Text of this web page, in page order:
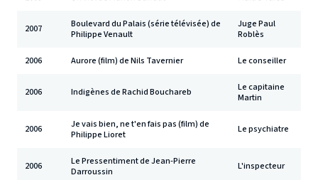
2007
Boulevard du Palais (série télévisée) de
Philippe Venault
Juge Paul
Roblès
2006 Aurore (film) de Nils Tavernier Le conseiller
2006 Indigènes de Rachid Bouchareb
Le capitaine
Martin
2006
Je vais bien, ne t'en fais pas (film) de
Philippe Lioret
Le psychiatre
2006
Le Pressentiment de Jean-Pierre
Darroussin
L'inspecteur